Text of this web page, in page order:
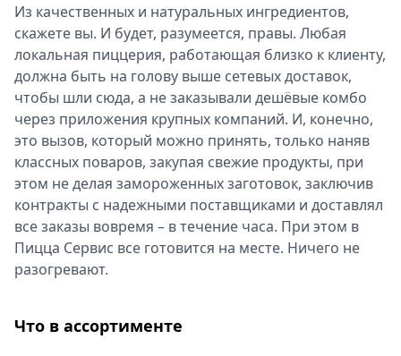
Из качественных и натуральных ингредиентов,
скажете вы. И будет, разумеется, правы. Любая
локальная пиццерия, работающая близко к клиенту,
должна быть на голову выше сетевых доставок,
чтобы шли сюда, а не заказывали дешёвые комбо
через приложения крупных компаний. И, конечно,
это вызов, который можно принять, только наняв
классных поваров, закупая свежие продукты, при
этом не делая замороженных заготовок, заключив
контракты с надежными поставщиками и доставлял
все заказы вовремя – в течение часа. При этом в
Пицца Сервис все готовится на месте. Ничего не
разогревают.
Что в ассортименте